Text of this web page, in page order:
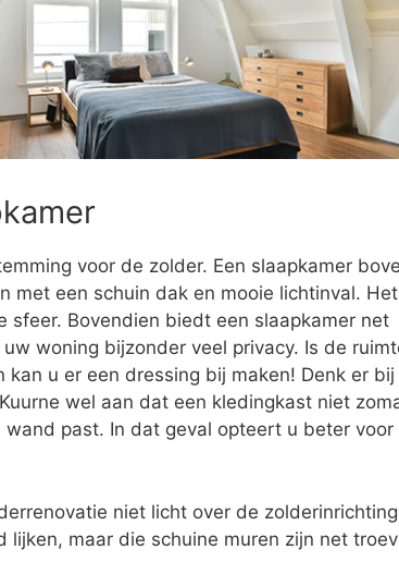
voor de zolder. Een slaapkamer
met een schuin dak en mooie lichtinval. Het
sfeer. Bovendien biedt een slaapkamer net
woning bijzonder veel privacy. Is de
kan u er een dressing bij maken! Denk er bij
wel aan dat een kledingkast niet
wand past. In dat geval opteert u beter voor
niet licht over de
lijken, maar die schuine muren zijn net